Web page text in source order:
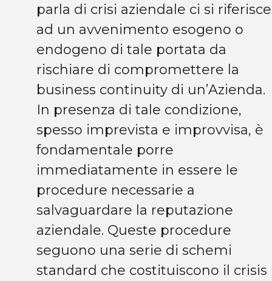
parla di crisi aziendale ci si riferisce
ad un avvenimento esogeno o
endogeno di tale portata da
rischiare di compromettere la
business continuity di un’Azienda.
In presenza di tale condizione,
spesso imprevista e improvvisa, è
fondamentale porre
immediatamente in essere le
procedure necessarie a
salvaguardare la reputazione
aziendale. Queste procedure
seguono una serie di schemi
standard che costituiscono il crisis